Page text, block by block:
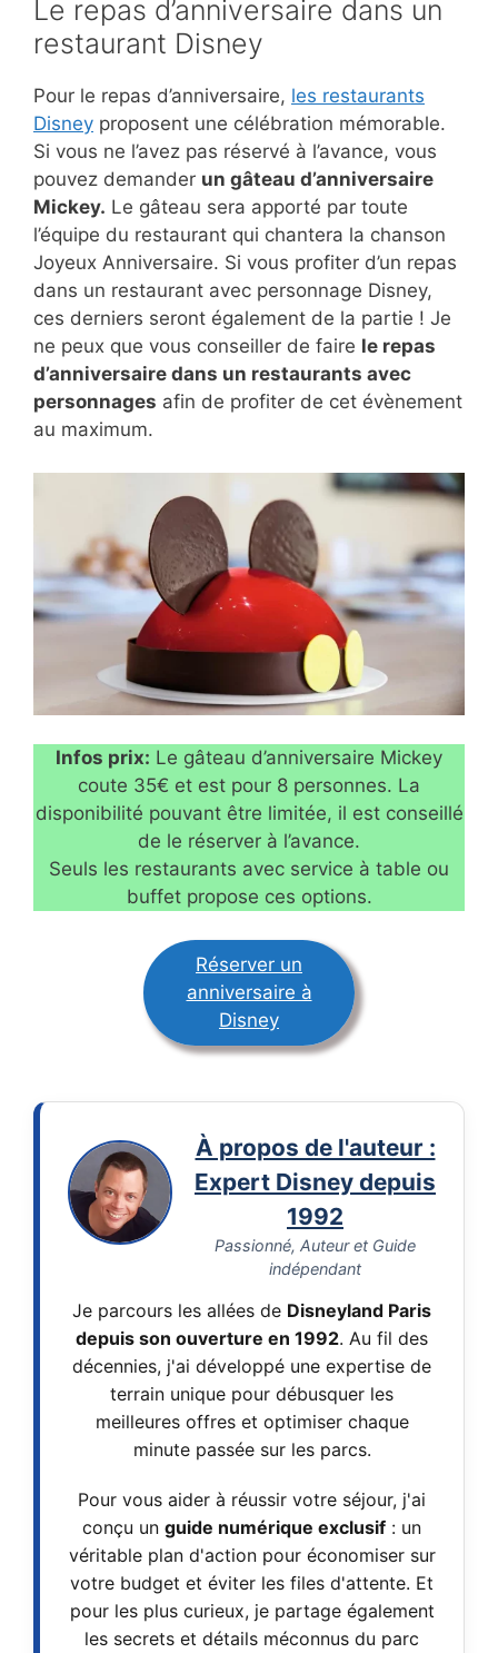
Le repas d’anniversaire dans un
restaurant Disney
Pour le repas d’anniversaire, les restaurants
Disney proposent une célébration mémorable.
Si vous ne l’avez pas réservé à l’avance, vous
pouvez demander un gâteau d’anniversaire
Mickey. Le gâteau sera apporté par toute
l’équipe du restaurant qui chantera la chanson
Joyeux Anniversaire. Si vous profiter d’un repas
dans un restaurant avec personnage Disney,
ces derniers seront également de la partie ! Je
ne peux que vous conseiller de faire le repas
d’anniversaire dans un restaurants avec
personnages afin de profiter de cet évènement
au maximum.
Infos prix: Le gâteau d’anniversaire Mickey
coute 35€ et est pour 8 personnes. La
disponibilité pouvant être limitée, il est conseillé
de le réserver à l’avance.
Seuls les restaurants avec service à table ou
buffet propose ces options.
Réserver un
anniversaire à
Disney
À propos de l'auteur :
Expert Disney depuis
1992
Passionné, Auteur et Guide
indépendant
Je parcours les allées de Disneyland Paris
depuis son ouverture en 1992. Au fil des
décennies, j'ai développé une expertise de
terrain unique pour débusquer les
meilleures offres et optimiser chaque
minute passée sur les parcs.
Pour vous aider à réussir votre séjour, j'ai
conçu un guide numérique exclusif : un
véritable plan d'action pour économiser sur
votre budget et éviter les files d'attente. Et
pour les plus curieux, je partage également
les secrets et détails méconnus du parc